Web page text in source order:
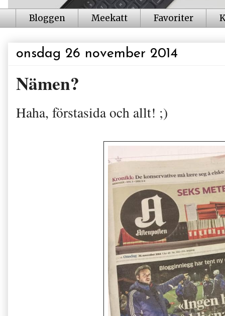
Bloggen Meekatt Favoriter
onsdag 26 november 2014
Nämen?
Haha, förstasida och allt! ;)